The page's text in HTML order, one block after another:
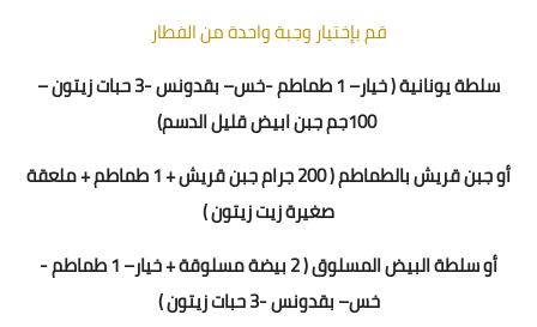
قم بإختيار وجبة واحدة من الفطار
سلطة يونانية(خيار–1 طماطم -خس– بقدونس -3حبات زيتون –
100جم جبن ابيض قليل الدسم)
أو جبن قريش بالطماطم ( 200
جرام جبن قريش + 1 طماطم + ملعقة
صغيرة زيت زيتون )
أو سلطة البيض المسلوق ( 2 بيضة مسلوقة + خيار
–1 طماطم
-
خس– بقدونس -3حبات زيتون)